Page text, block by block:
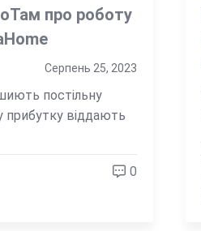
про роботу
Серпень 25, 2023
постільну
прибутку віддають
0